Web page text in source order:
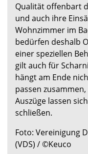
Qualität offenbart
und auch ihre
Wohnzimmer im
bedürfen deshalb
einer speziellen
gilt auch für
hängt am Ende
passen
Auszüge lassen
schließen.
Foto: Vereinigung
(VDS) / ©Keuco